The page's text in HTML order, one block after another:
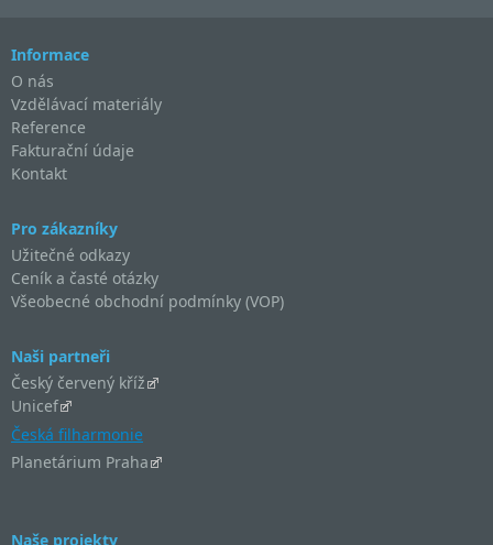
Informace
O nás
Vzdělávací materiály
Reference
Fakturační údaje
Kontakt
Pro zákazníky
Užitečné odkazy
Ceník a časté otázky
Všeobecné obchodní podmínky (VOP)
Naši partneři
Český červený kříž
Unicef
Česká filharmonie
Planetárium Praha
Naše projekty